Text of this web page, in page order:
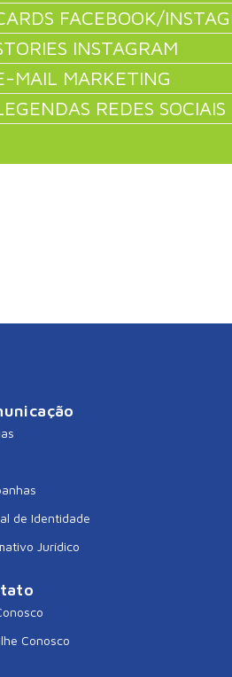
FACEBOOK/
INSTAGRAM
MAIL MARKETING
REDES SOCIAIS
de Identidade
Jurídico
Conosco